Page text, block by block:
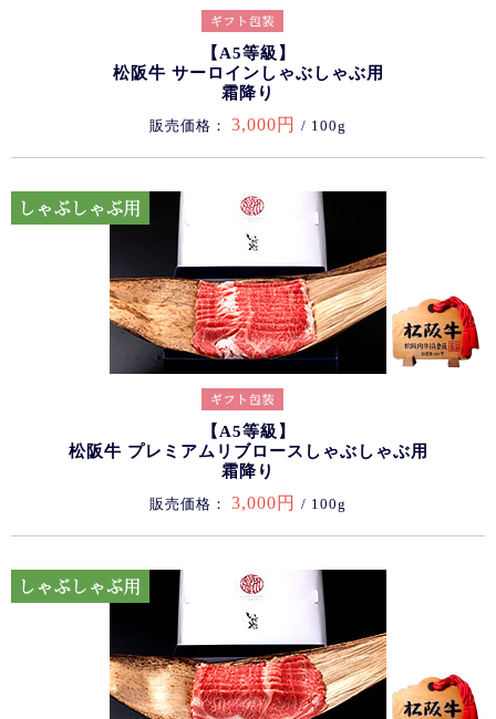
【A5等級】
松阪牛 サーロインしゃぶしゃぶ用
霜降り
販売価格： 3,000円 / 100g
【A5等級】
松阪牛 プレミアムリブロースしゃぶしゃぶ用
霜降り
販売価格： 3,000円 / 100g